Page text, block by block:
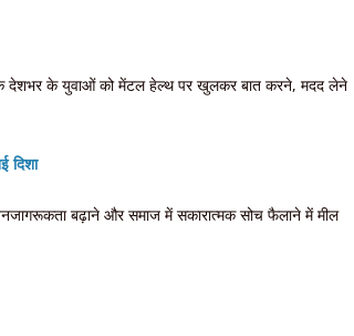
देशभर के युवाओं को मेंटल हेल्थ पर खुलकर बात करने, मदद लेने
दिशा
बढ़ाने और समाज में सकारात्मक सोच फैलाने में मील